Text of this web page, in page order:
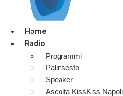
Home
Radio
Programmi
Palinsesto
Speaker
Ascolta KissKiss Napoli